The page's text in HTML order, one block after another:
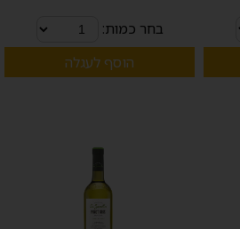
בחר כמות:
הוסף לעגלה